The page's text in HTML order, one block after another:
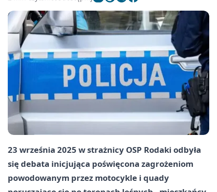
23 września 2025 w strażnicy OSP Rodaki odbyła
się debata inicjująca poświęcona zagrożeniom
powodowanym przez motocykle i quady